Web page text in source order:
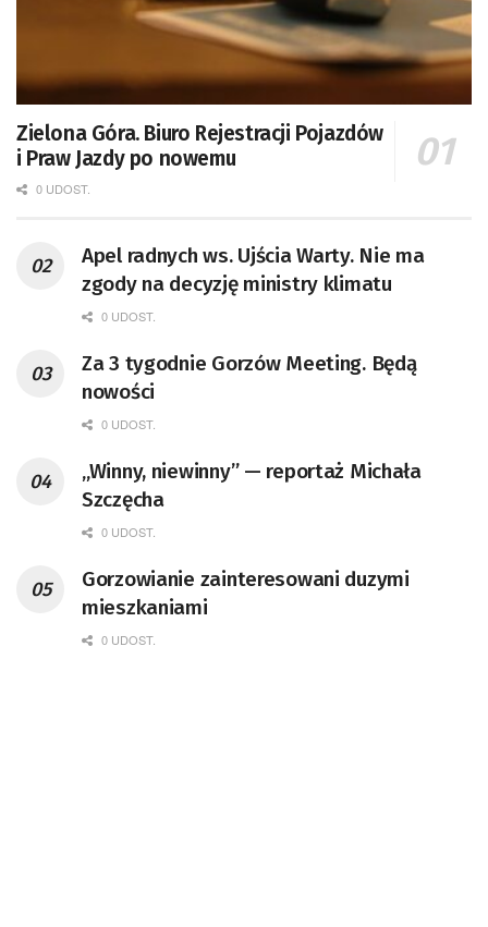
Zielona Góra. Biuro Rejestracji Pojazdów
i Praw Jazdy po nowemu
0 UDOST.
Apel radnych ws. Ujścia Warty. Nie ma
zgody na decyzję ministry klimatu
0 UDOST.
Za 3 tygodnie Gorzów Meeting. Będą
nowości
0 UDOST.
„Winny, niewinny” — reportaż Michała
Szczęcha
0 UDOST.
Gorzowianie zainteresowani duzymi
mieszkaniami
0 UDOST.